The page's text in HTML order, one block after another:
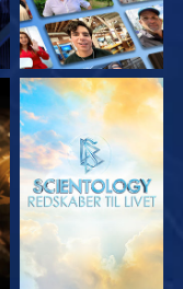
UDFORSK SERIEN